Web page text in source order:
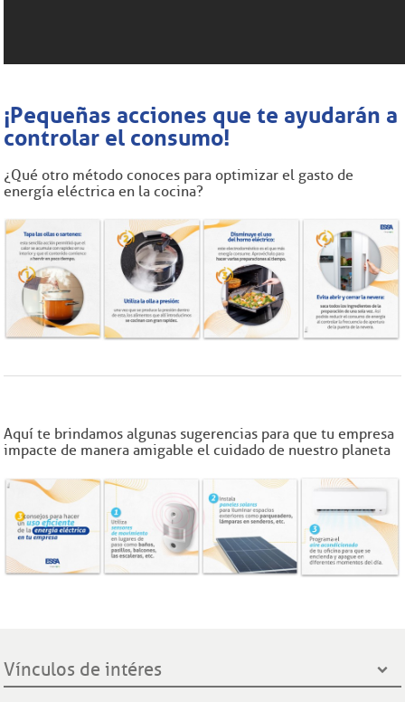
¡Pequeñas acciones que te ayudarán a
controlar el consumo!
¿Qué otro método conoces para optimizar el gasto de
energía eléctrica en la cocina?
Aquí te brindamos algunas sugerencias para que tu empresa
impacte de manera amigable el cuidado de nuestro planeta
Vínculos de intéres